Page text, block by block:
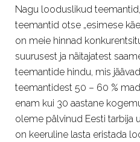
Nagu looduslikud
teemantid otse „esimese
on meie hinnad
suurusest ja näitajatest
teemantide hindu, mis
teemantidest 50 – 60 %
enam kui 30 aastane
oleme pälvinud Eesti tarbija
on keeruline lasta eristada